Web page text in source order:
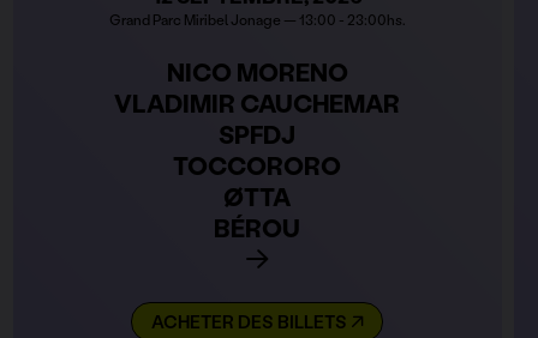
Grand Parc Miribel Jonage — 13:00 - 23:00hs.
NICO MORENO
VLADIMIR CAUCHEMAR
SPFDJ
TOCCORORO
ØTTA
BÉROU
ACHETER DES BILLETS